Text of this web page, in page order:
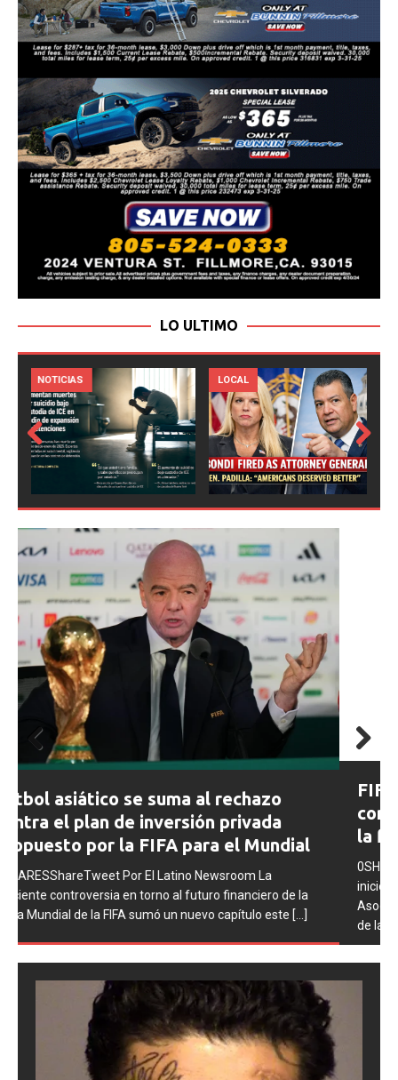
LO ULTIMO
LOCAL NOTICIAS
Prev
Next
FIFA abre expedientes disciplinarios
contra Argentina tras los incidentes en
la final del Mundial 2026
0SHARESShareTweet Por El Latino Newsroom La FIFA
inició una serie de procesos disciplinarios contra la
Asociación del Fútbol Argentino (AFA), cuatro integrantes
Prev
ious